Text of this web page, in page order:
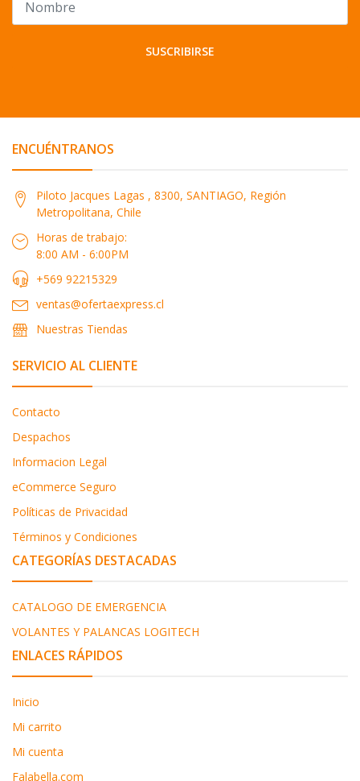
SUSCRIBIRSE
ENCUÉNTRANOS
Piloto Jacques Lagas , 8300, SANTIAGO, Región
Metropolitana, Chile
Horas de trabajo:
8:00 AM - 6:00PM
+569 92215329
ventas@ofertaexpress.cl
Nuestras Tiendas
SERVICIO AL CLIENTE
Contacto
Despachos
Informacion Legal
eCommerce Seguro
Políticas de Privacidad
Términos y Condiciones
CATEGORÍAS DESTACADAS
CATALOGO DE EMERGENCIA
VOLANTES Y PALANCAS LOGITECH
ENLACES RÁPIDOS
Inicio
Mi carrito
Mi cuenta
Falabella.com